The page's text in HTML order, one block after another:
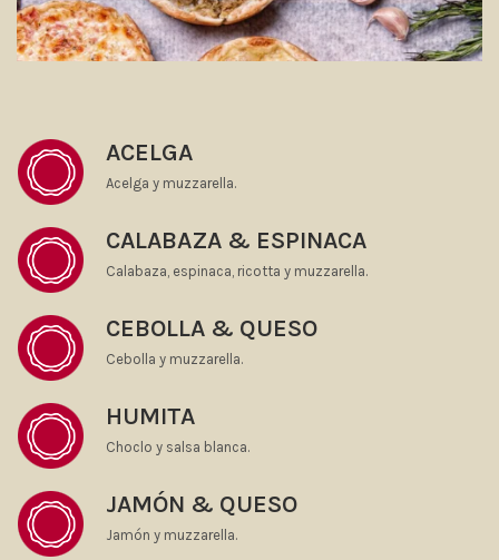
ACELGA
Acelga y muzzarella.
CALABAZA & ESPINACA
Calabaza, espinaca, ricotta y muzzarella.
CEBOLLA & QUESO
Cebolla y muzzarella.
HUMITA
Choclo y salsa blanca.
JAMÓN & QUESO
Jamón y muzzarella.